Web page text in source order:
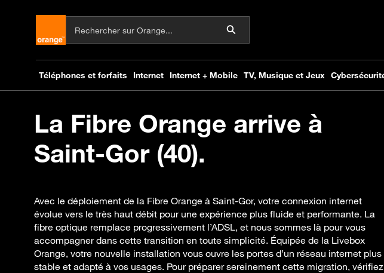
La Fibre Orange arrive à
Saint-Gor (40).
Avec le déploiement de la Fibre Orange à Saint-Gor, votre connexion internet
évolue vers le très haut débit pour une expérience plus fluide et performante. La
fibre optique remplace progressivement l’ADSL, et nous sommes là pour vous
accompagner dans cette transition en toute simplicité. Équipée de la Livebox
Orange, votre nouvelle installation vous ouvre les portes d’un réseau internet plus
stable et adapté à vos usages. Pour préparer sereinement cette migration, vérifiez